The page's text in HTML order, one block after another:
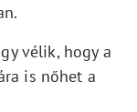
vélik, hogy a
is nőhet a